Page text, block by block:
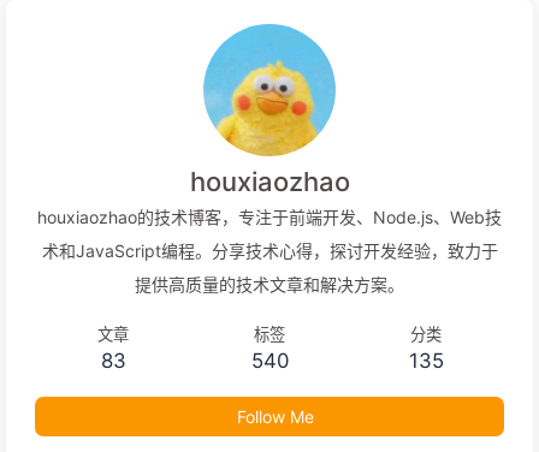
houxiaozhao
houxiaozhao的技术博客，专注于前端开发、Node.js、Web技
术和JavaScript编程。分享技术心得，探讨开发经验，致力于
提供高质量的技术文章和解决方案。
文章
83
标签
540
分类
135
Follow Me